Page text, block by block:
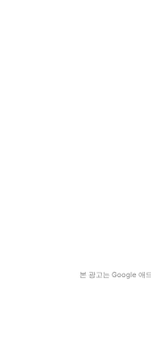
본 광고는 Google 애